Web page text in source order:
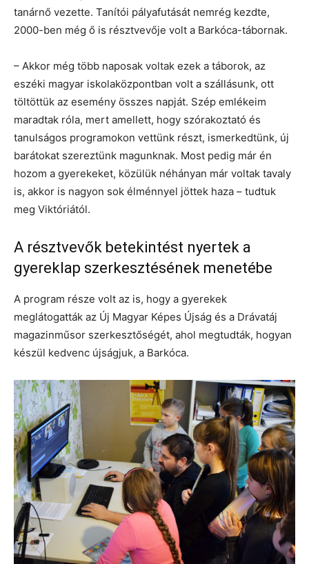
tanárnő vezette. Tanítói pályafutását nemrég kezdte,
2000-ben még ő is résztvevője volt a Barkóca-tábornak.
– Akkor még több naposak voltak ezek a táborok, az
eszéki magyar iskolaközpontban volt a szállásunk, ott
töltöttük az esemény összes napját. Szép emlékeim
maradtak róla, mert amellett, hogy szórakoztató és
tanulságos programokon vettünk részt, ismerkedtünk, új
barátokat szereztünk magunknak. Most pedig már én
hozom a gyerekeket, közülük néhányan már voltak tavaly
is, akkor is nagyon sok élménnyel jöttek haza – tudtuk
meg Viktóriától.
A résztvevők betekintést nyertek a
gyereklap szerkesztésének menetébe
A program része volt az is, hogy a gyerekek
meglátogatták az Új Magyar Képes Újság és a Drávatáj
magazinműsor szerkesztőségét, ahol megtudták, hogyan
készül kedvenc újságjuk, a Barkóca.